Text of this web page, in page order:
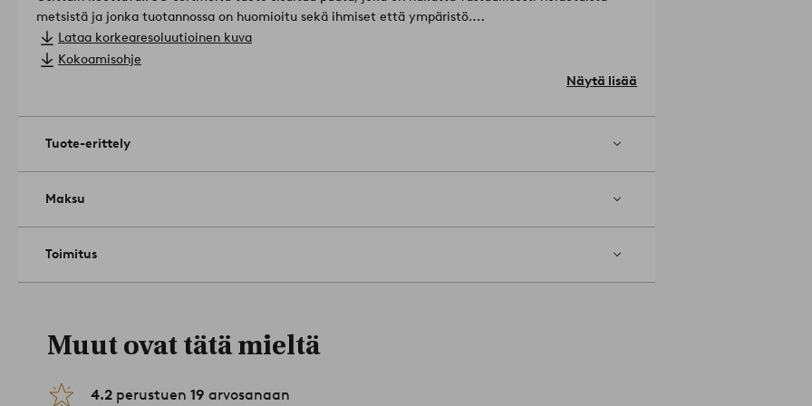
metsistä ja jonka tuotannossa on huomioitu sekä ihmiset että ympäristö.
Lisenssinumero & testauslaitos: GFA-COC-004086 GFA Certification.
Koko: Korkeus 30 cm, leveys 70 cm, syvyys 38 cm.
1665119-02-0
Lataa korkearesoluutioinen kuva
Kokoamisohje
Näytä lisää
Tuote-erittely
Maksu
Toimitus
Muut ovat tätä mieltä
4.2 perustuen 19 arvosanaan